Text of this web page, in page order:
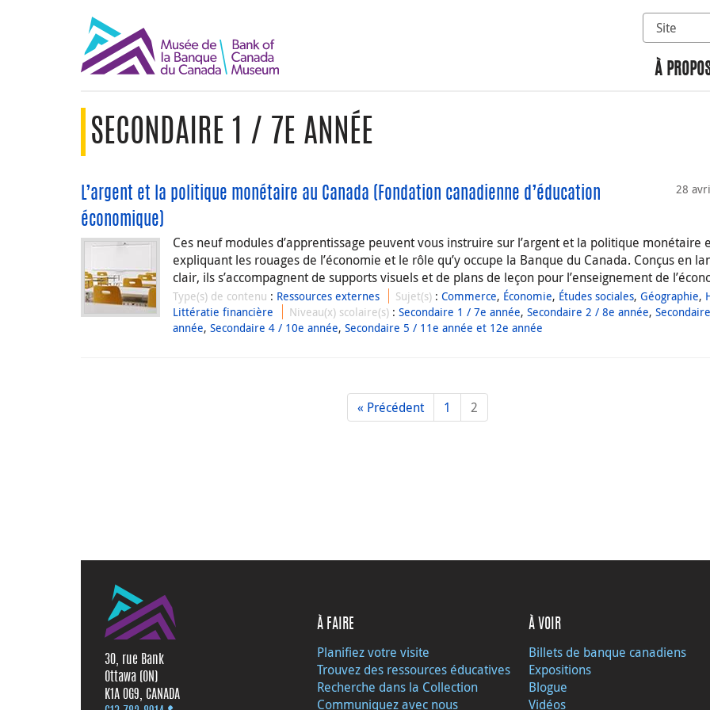
À
SECONDAIRE 1 / 7E ANNÉE
28
L’argent et la politique monétaire au Canada (Fondation canadienne d’éducation
économique)
Ces neuf modules d’apprentissage peuvent vous instruire sur l’argent et la politique monétaire
expliquant les rouages de l’économie et le rôle qu’y occupe la Banque du Canada. Conçus en
clair, ils s’accompagnent de supports visuels et de plans de leçon pour l’enseignement de
Type(s) de contenu : Ressources externes Sujet(s) :Commerce, Économie, Études sociales,Géographie,
Littératie financière
Niveau(x) scolaire(s) :Secondaire 1 / 7e année,Secondaire 2 / 8e année,
année, Secondaire 4 / 10e année, Secondaire 5 / 11e année et 12e année
« Précédent 1 2
30, rue Bank
Ottawa (ON)
K1A 0G9, CANADA
À FAIRE
Planifiez votre visite
Trouvez des ressources éducatives
Recherche dans la Collection
Communiquez avec nous
À VOIR
Billets de banque canadiens
Expositions
Blogue
Vidéos